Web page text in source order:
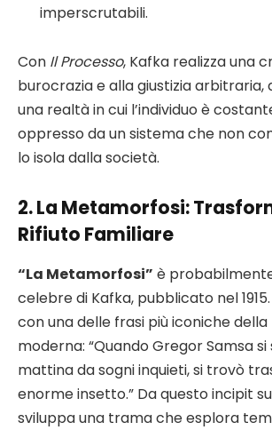
imperscrutabili.
Con Il Processo, Kafka realizza una
burocrazia e alla giustizia arbitraria,
una realtà in cui l’individuo è
oppresso da un sistema che non
lo isola dalla società.
2.La Metamorfosi:
Rifiuto Familiare
“La Metamorfosi” è
celebre di Kafka, pubblicato nel
con una delle frasi più iconiche
moderna: “Quando Gregor Samsa si
mattina da sogni inquieti, si trovò
enorme insetto.” Da questo incipit
sviluppa una trama che esplora